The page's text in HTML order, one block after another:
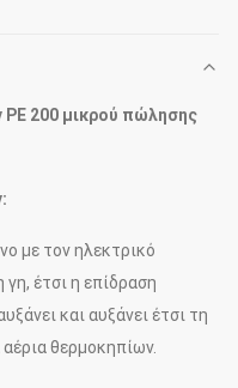
200 μικρού πώλησης
με τον ηλεκτρικό
έτσι η επίδραση
και αυξάνει έτσι τη
θερμοκηπίων.